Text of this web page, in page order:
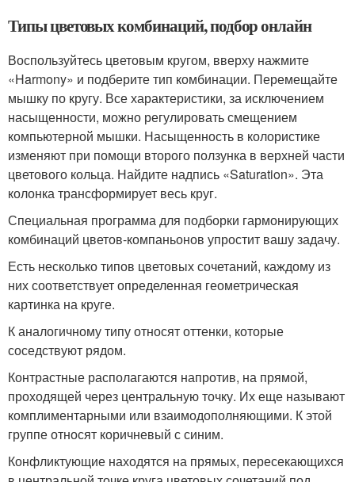
Типы цветовых комбинаций, подбор онлайн
Воспользуйтесь цветовым кругом, вверху нажмите
«Harmony» и подберите тип комбинации. Перемещайте
мышку по кругу. Все характеристики, за исключением
насыщенности, можно регулировать смещением
компьютерной мышки. Насыщенность в колористике
изменяют при помощи второго ползунка в верхней части
цветового кольца. Найдите надпись «Saturation». Эта
колонка трансформирует весь круг.
Специальная программа для подборки гармонирующих
комбинаций цветов-компаньонов упростит вашу задачу.
Есть несколько типов цветовых сочетаний, каждому из
них соответствует определенная геометрическая
картинка на круге.
К аналогичному типу относят оттенки, которые
соседствуют рядом.
Контрастные располагаются напротив, на прямой,
проходящей через центральную точку. Их еще называют
комплиментарными или взаимодополняющими. К этой
группе относят коричневый с синим.
Конфликтующие находятся на прямых, пересекающихся